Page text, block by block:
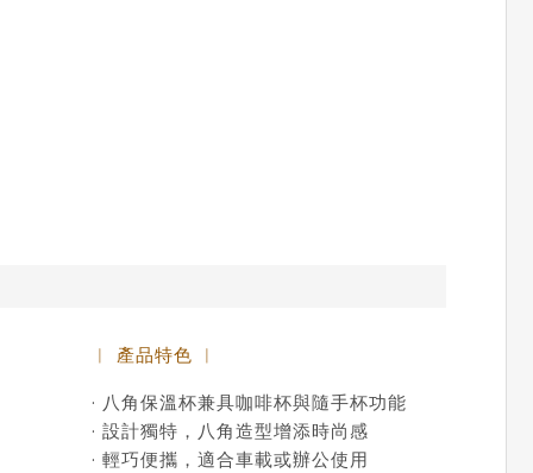
︱ 產品特色 ︱
· 八角保溫杯兼具咖啡杯與隨手杯功能
· 設計獨特，八角造型增添時尚感
· 輕巧便攜，適合車載或辦公使用